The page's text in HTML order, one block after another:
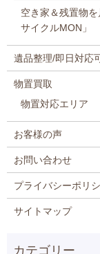
空き家＆残置物
サイクルMON」
遺品整理/即日対応
物置買取
物置対応エリア
お客様の声
お問い合わせ
プライバシーポリ
サイトマップ